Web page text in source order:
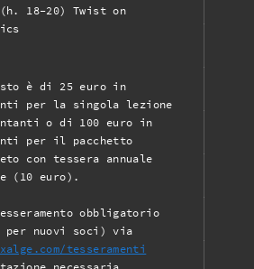
18-20) Twist on
è di 25 euro in
per la singola lezione
o di 100 euro in
per il pacchetto
con tessera annuale
(10 euro).
obbligatorio
per nuovi soci) via
tesseramenti